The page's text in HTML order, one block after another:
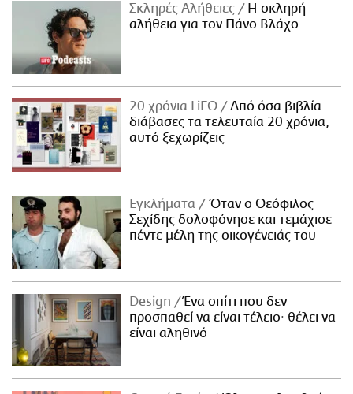
Σκληρές Αλήθειες
H σκληρή
αλήθεια για τον Πάνο Βλάχο
20 χρόνια LiFO
Από όσα βιβλία
διάβασες τα τελευταία 20 χρόνια,
αυτό ξεχωρίζεις
Εγκλήματα
Όταν ο Θεόφιλος
Σεχίδης δολοφόνησε και τεμάχισε
πέντε μέλη της οικογένειάς του
Design
Ένα σπίτι που δεν
προσπαθεί να είναι τέλειο· θέλει να
είναι αληθινό